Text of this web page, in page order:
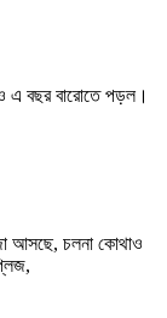
এ বছর বারোতে পড়ল।
আসছে, চলনা কোথাও